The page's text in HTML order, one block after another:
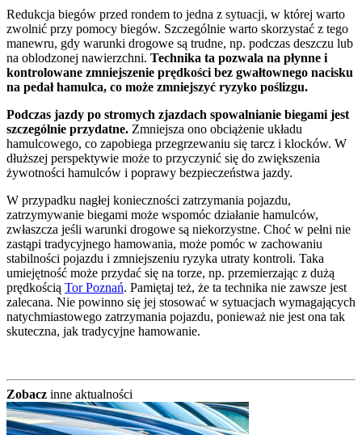
Redukcja biegów przed rondem to jedna z sytuacji, w której warto
zwolnić przy pomocy biegów. Szczególnie warto skorzystać z tego
manewru, gdy warunki drogowe są trudne, np. podczas deszczu lub
na oblodzonej nawierzchni. Technika ta pozwala na płynne i
kontrolowane zmniejszenie prędkości bez gwałtownego nacisku
na pedał hamulca, co może zmniejszyć ryzyko poślizgu.
Podczas jazdy po stromych zjazdach spowalnianie biegami jest
szczególnie przydatne. Zmniejsza ono obciążenie układu
hamulcowego, co zapobiega przegrzewaniu się tarcz i klocków. W
dłuższej perspektywie może to przyczynić się do zwiększenia
żywotności hamulców i poprawy bezpieczeństwa jazdy.
W przypadku nagłej konieczności zatrzymania pojazdu,
zatrzymywanie biegami może wspomóc działanie hamulców,
zwłaszcza jeśli warunki drogowe są niekorzystne. Choć w pełni nie
zastąpi tradycyjnego hamowania, może pomóc w zachowaniu
stabilności pojazdu i zmniejszeniu ryzyka utraty kontroli. Taka
umiejętność może przydać się na torze, np. przemierzając z dużą
prędkością Tor Poznań. Pamiętaj też, że ta technika nie zawsze jest
zalecana. Nie powinno się jej stosować w sytuacjach wymagających
natychmiastowego zatrzymania pojazdu, ponieważ nie jest ona tak
skuteczna, jak tradycyjne hamowanie.
Zobacz inne aktualności